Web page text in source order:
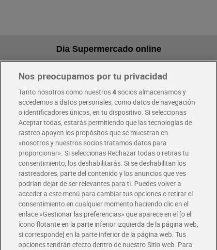
Dia Supermercado online
Pide hoy, recibe hoy
Envío gratis por compras superiores a 100€
Envío estandar por 4,99€
Glovo y Uber Eats
Solicita tu factura de Glovo o Uber Eats
Únete al CLUB Dia
Disfruta las ventajas y ofertas exclusivas.
Descárgate la APP Dia
Folletos y Tiendas
Descubre las mejores ofertas y busca tu tienda más cercana
Nos preocupamos por tu privacidad
Tanto nosotros como nuestros4socios almacenamos y
accedemos a datos personales, como datos de navegación
o identificadores únicos, en tu dispositivo. Si seleccionas
Aceptar todas, estarás permitiendo que las tecnologías de
rastreo apoyen los propósitos que se muestran en
«nosotros y nuestros socios tratamos datos para
proporcionar». Si seleccionas Rechazar todas o retiras tu
consentimiento, los deshabilitarás. Si se deshabilitan los
rastreadores, parte del contenido y los anuncios que ves
podrían dejar de ser relevantes para ti. Puedes volver a
acceder a este menú para cambiar tus opciones o retirar el
consentimiento en cualquier momento haciendo clic en el
enlace «Gestionar las preferencias» que aparece en el [o el
ícono flotante en la parte inferior izquierda de la página web,
si corresponde] en la parte inferior de la página web. Tus
opciones tendrán efecto dentro de nuestro Sitio web. Para